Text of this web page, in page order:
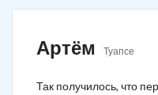
Артём Туапсе
Так получилось, что